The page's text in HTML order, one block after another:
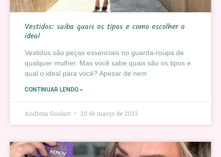
Vestidos: saiba quais os tipos e como escolher o
ideal
Vestidos são peças essenciais no guarda-roupa de
qualquer mulher. Mas você sabe quais são os tipos e
qual o ideal para você? Apesar de nem
CONTINUAR LENDO »
Andreza Goulart 20 de março de 2023